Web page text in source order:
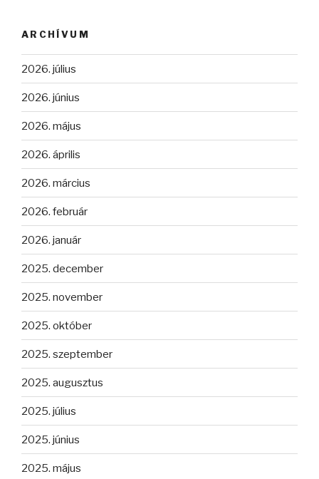
ARCHÍVUM
2026. július
2026. június
2026. május
2026. április
2026. március
2026. február
2026. január
2025. december
2025. november
2025. október
2025. szeptember
2025. augusztus
2025. július
2025. június
2025. május